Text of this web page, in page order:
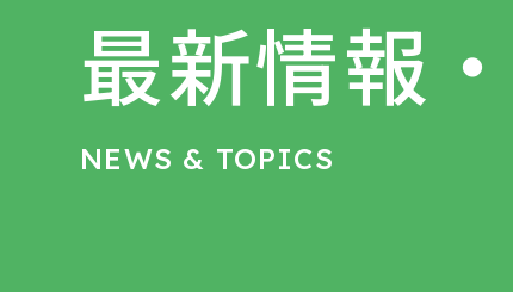
最新情報
NEWS & TOPICS